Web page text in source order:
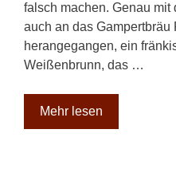
falsch machen. Genau
auch an das Gampertbräu
herangegangen, ein
Weißenbrunn, das …
Mehr lesen